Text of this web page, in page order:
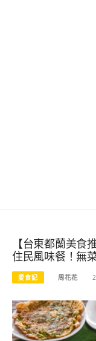
【台東都蘭美食
住民風味餐！無
愛食記 周花花